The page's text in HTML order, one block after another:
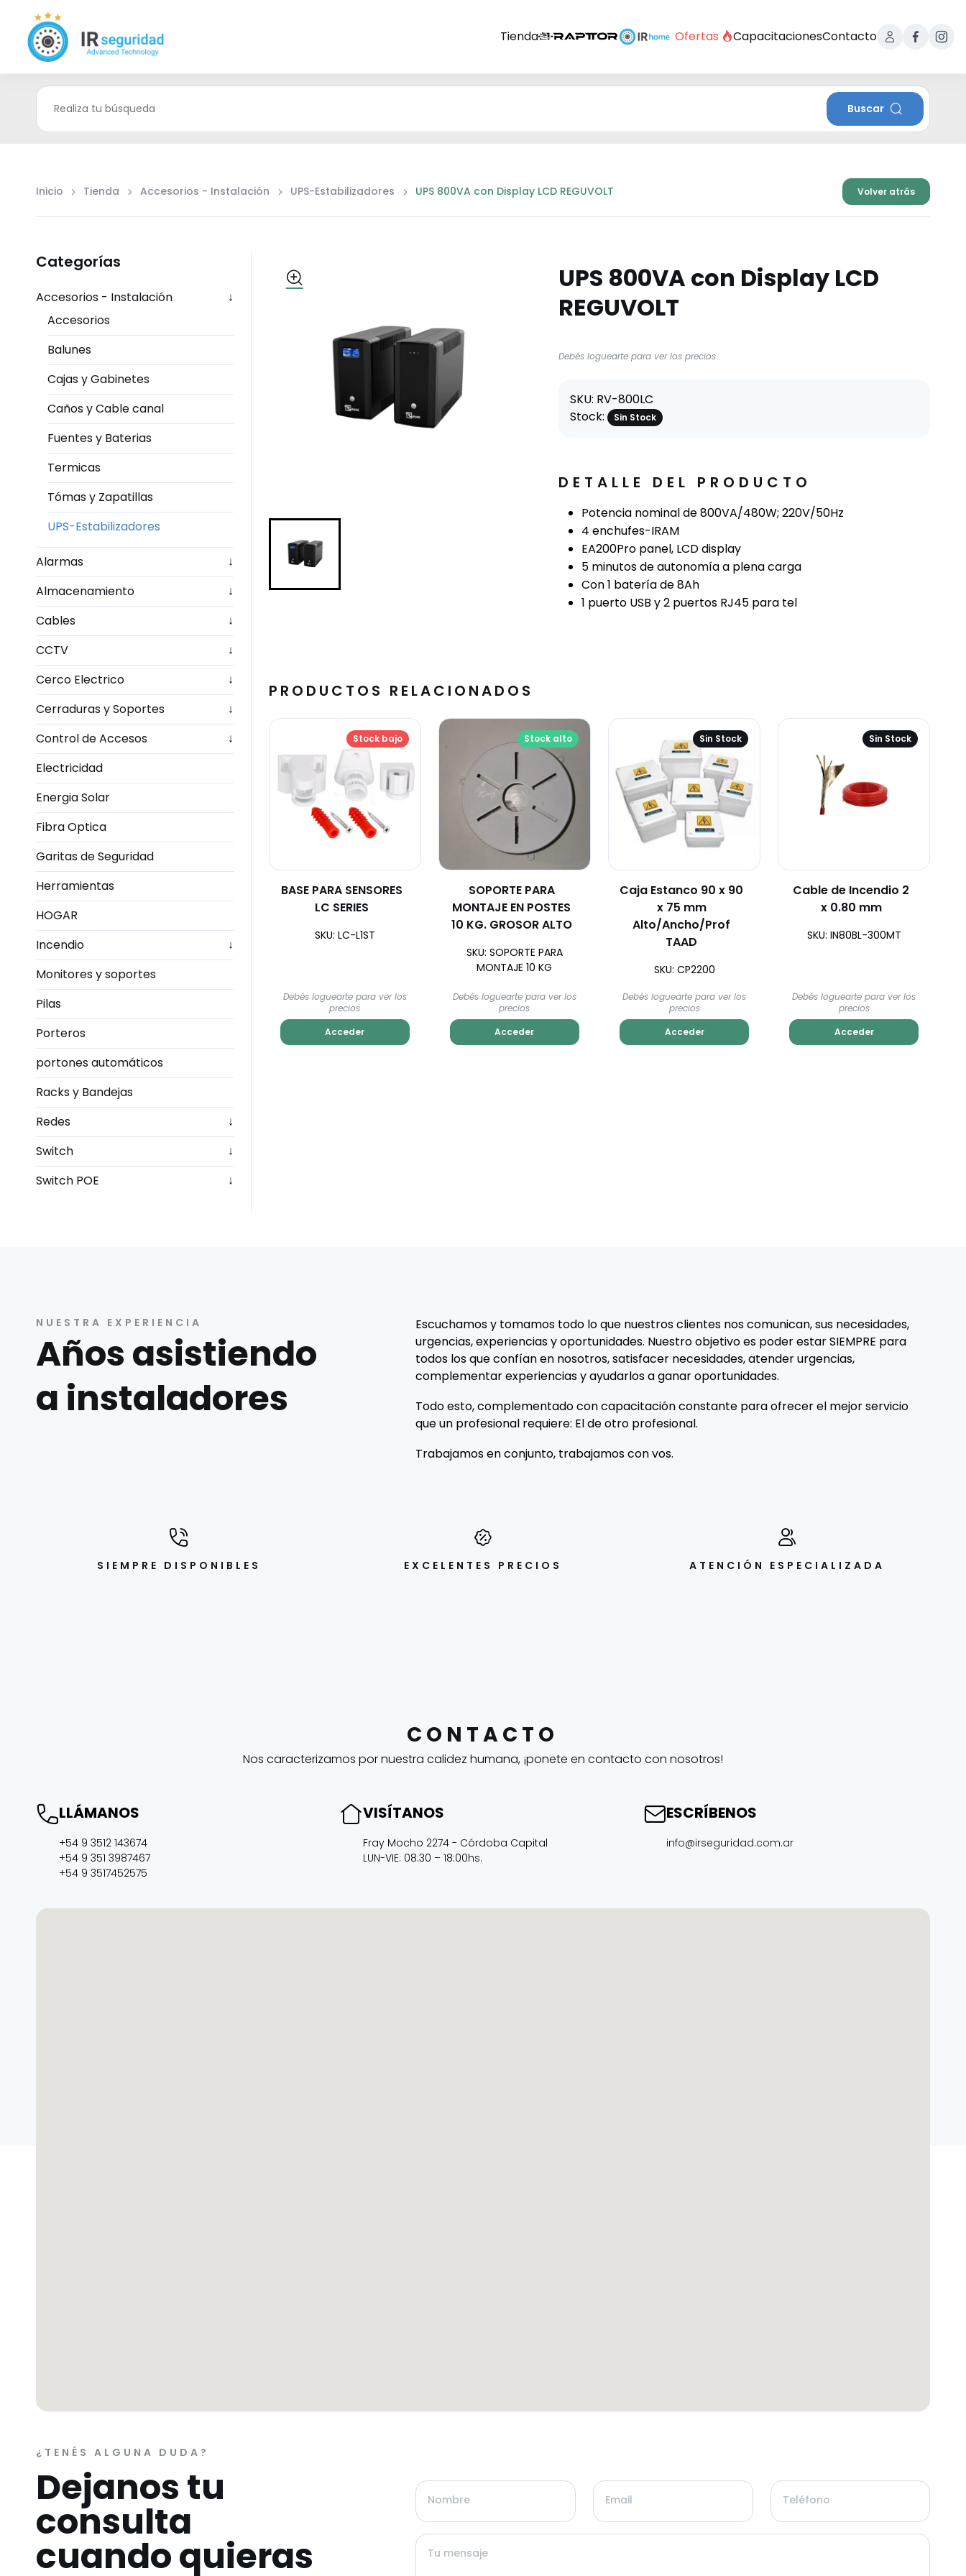
Tienda Ofertas CapacitacionesContacto
Buscar
Inicio Tienda Accesorios - Instalación UPS-Estabilizadores UPS 800VA con Display LCD REGUVOLT Volver atrás
Categorías
Accesorios - Instalación
↓
Accesorios
Balunes
Cajas y Gabinetes
Caños y Cable canal
Fuentes y Baterias
Termicas
Tómas y Zapatillas
UPS-Estabilizadores
Alarmas
↓
Almacenamiento
↓
Cables
↓
CCTV
↓
Cerco Electrico
↓
Cerraduras y Soportes
↓
Control de Accesos
↓
Electricidad
Energia Solar
Fibra Optica
Garitas de Seguridad
Herramientas
HOGAR
Incendio
↓
Monitores y soportes
Pilas
Porteros
portones automáticos
Racks y Bandejas
Redes
↓
Switch
↓
Switch POE
↓
UPS 800VA con Display LCD
REGUVOLT
Debés loguearte para ver los precios
SKU: RV-800LC
Stock: Sin Stock
DETALLE DEL PRODUCTO
Potencia nominal de 800VA/480W; 220V/50Hz
4 enchufes-IRAM
EA200Pro panel, LCD display
5 minutos de autonomía a plena carga
Con 1 batería de 8Ah
1 puerto USB y 2 puertos RJ45 para tel
PRODUCTOS RELACIONADOS
Stock bajo
BASE PARA SENSORES
LC SERIES
SKU: LC-L1ST
Debés loguearte para ver los
precios
Acceder
Stock alto
SOPORTE PARA
MONTAJE EN POSTES
10 KG. GROSOR ALTO
SKU: SOPORTE PARA
MONTAJE 10 KG
Debés loguearte para ver los
precios
Acceder
Sin Stock
Caja Estanco 90 x 90
x 75 mm
Alto/Ancho/Prof
TAAD
SKU: CP2200
Debés loguearte para ver los
precios
Acceder
Sin Stock
Cable de Incendio 2
x 0.80 mm
SKU: IN80BL-300MT
Debés loguearte para ver los
precios
Acceder
NUESTRA EXPERIENCIA
Años asistiendo
a instaladores
Escuchamos y tomamos todo lo que nuestros clientes nos comunican, sus necesidades,
urgencias, experiencias y oportunidades. Nuestro objetivo es poder estar SIEMPRE para
todos los que confían en nosotros, satisfacer necesidades, atender urgencias,
complementar experiencias y ayudarlos a ganar oportunidades.
Todo esto, complementado con capacitación constante para ofrecer el mejor servicio
que un profesional requiere: El de otro profesional.
Trabajamos en conjunto, trabajamos con vos.
SIEMPRE DISPONIBLES EXCELENTES PRECIOS ATENCIÓN ESPECIALIZADA
CONTACTO
Nos caracterizamos por nuestra calidez humana, ¡ponete en contacto con nosotros!
LLÁMANOS
+54 9 3512 143674
+54 9 351 3987467
+54 9 3517452575
VISÍTANOS
Fray Mocho 2274 - Córdoba Capital
LUN-VIE: 08:30 – 18:00hs.
ESCRÍBENOS
info@irseguridad.com.ar
¿TENÉS ALGUNA DUDA?
Dejanos tu
consulta
cuando quieras
Nombre Email Teléfono
Tu mensaje